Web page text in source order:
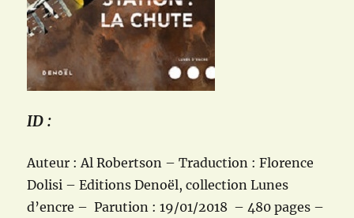
ID :
Auteur : Al Robertson – Traduction : Florence
Dolisi – Editions Denoël, collection Lunes
d’encre – Parution : 19/01/2018 – 480 pages –